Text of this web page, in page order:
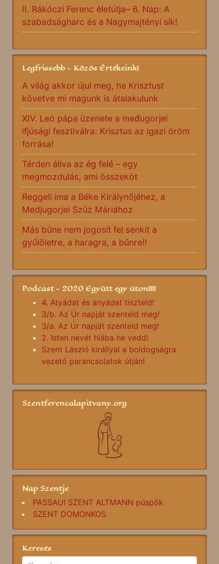
II. Rákóczi Ferenc életútja– 6. Nap: A
szabadságharc és a Nagymajtényi sík!
Legfrissebb - Közös Értékeink!
A világ akkor újul meg, ha Krisztust
követve mi magunk is átalakulunk
XIV. Leó pápa üzenete a međugorjei
ifjúsági fesztiválra: Krisztus az igazi öröm
forrása!
Térden állva az ég felé – egy
megmozdulás, ami összeköt
Reggeli ima a Béke Királynőjéhez, a
Medjugorjei Szűz Máriához
Más bűne nem jogosít fel senkit a
gyűlöletre, a haragra, a bűnre!!
Podcast - 2020 Együtt egy úton!!!!
4. Atyádat és anyádat tiszteld!
3/b. Az Úr napját szenteld meg!
3/a. Az Úr napját szenteld meg!
2. Isten nevét hiába ne vedd!
Szent László királlyal a boldogságra
vezető parancsolatok útján!
Szentferencalapitvany.org
Nap Szentje
PASSAUI SZENT ALTMANN püspök
SZENT DOMONKOS
Keresés